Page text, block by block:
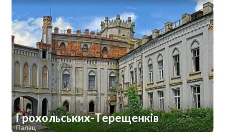
Грохольських-Терещенків
Палац